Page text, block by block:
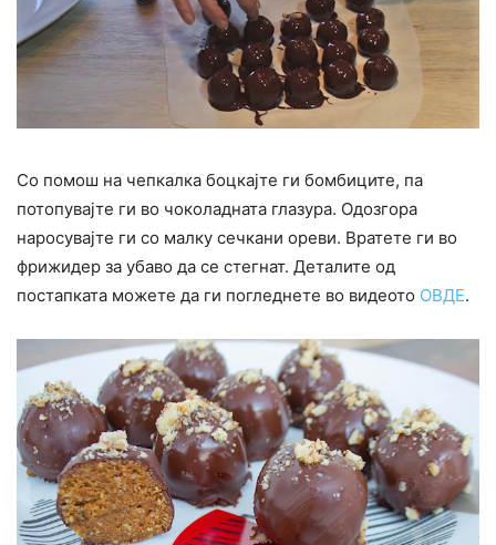
Со помош на чепкалка боцкајте ги бомбиците, па
потопувајте ги во чоколадната глазура. Одозгора
наросувајте ги со малку сечкани ореви. Вратете ги во
фрижидер за убаво да се стегнат. Деталите од
постапката можете да ги погледнете во видеото ОВДЕ.